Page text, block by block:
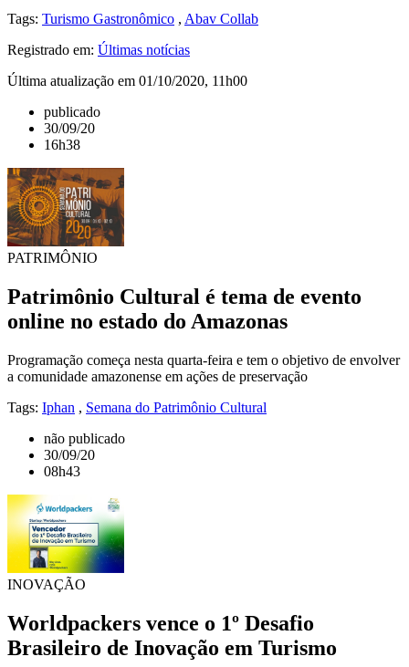
Tags: Turismo Gastronômico , Abav Collab
Registrado em: Últimas notícias
Última atualização em 01/10/2020, 11h00
publicado
30/09/20
16h38
PATRIMÔNIO
Patrimônio Cultural é tema de evento
online no estado do Amazonas
Programação começa nesta quarta-feira e tem o objetivo de envolver
a comunidade amazonense em ações de preservação
Tags: Iphan , Semana do Patrimônio Cultural
não publicado
30/09/20
08h43
INOVAÇÃO
Worldpackers vence o 1º Desafio
Brasileiro de Inovação em Turismo